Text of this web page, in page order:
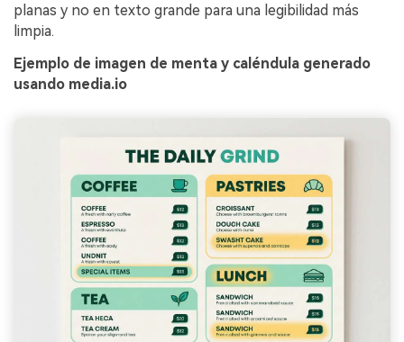
planas y no en texto grande para una legibilidad más
limpia.
Ejemplo de imagen de menta y caléndula generado
usando media.io